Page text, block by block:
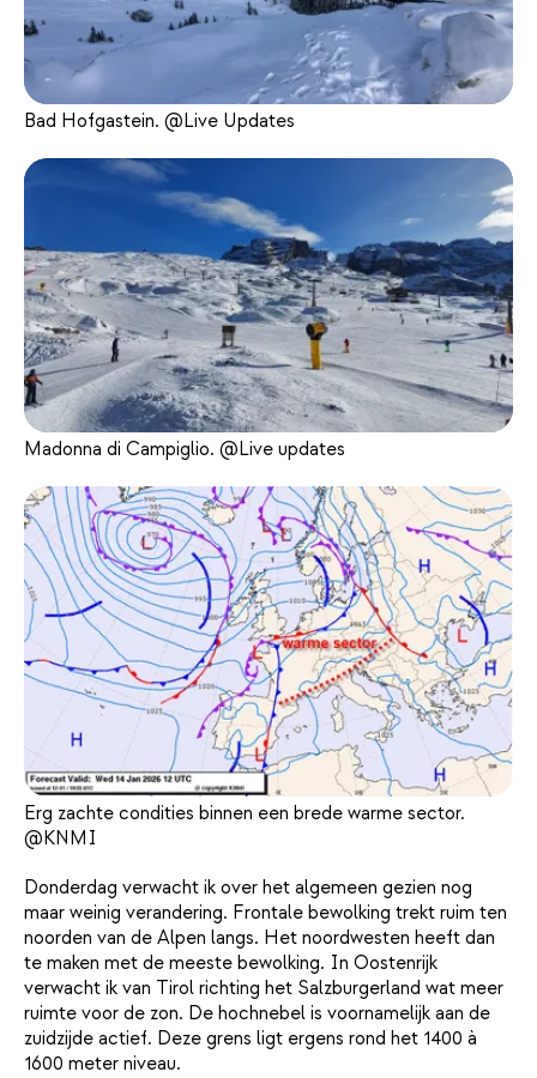
Bad Hofgastein. @Live Updates
Madonna di Campiglio. @Live updates
Erg zachte condities binnen een brede warme sector.
@KNMI
Donderdag verwacht ik over het algemeen gezien nog
maar weinig verandering. Frontale bewolking trekt ruim ten
noorden van de Alpen langs. Het noordwesten heeft dan
te maken met de meeste bewolking. In Oostenrijk
verwacht ik van Tirol richting het Salzburgerland wat meer
ruimte voor de zon. De hochnebel is voornamelijk aan de
zuidzijde actief. Deze grens ligt ergens rond het 1400 à
1600 meter niveau.